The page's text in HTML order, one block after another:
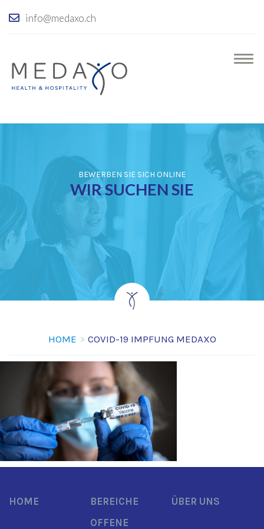
info@medaxo.ch
BEWERBEN SIE SICH ONLINE
WIR SUCHEN SIE
HOME COVID-19 IMPFUNG MEDAXO
HOME BEREICHE
ÜBER UNS
OFFENE